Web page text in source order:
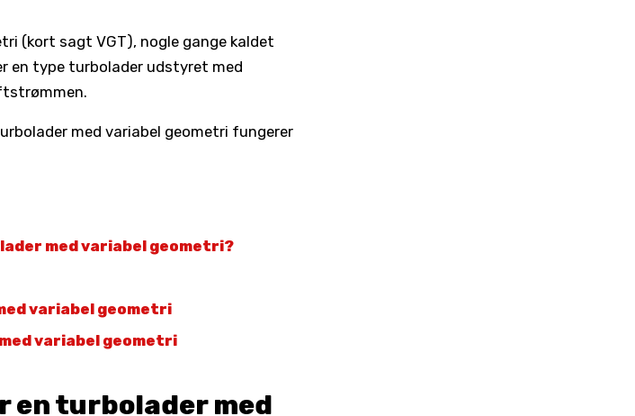
(kort sagt VGT), nogle gange kaldet
en type turbolader udstyret med
med variabel geometri fungerer
med variabel geometri?
variabel geometri
variabel geometri
en turbolader med